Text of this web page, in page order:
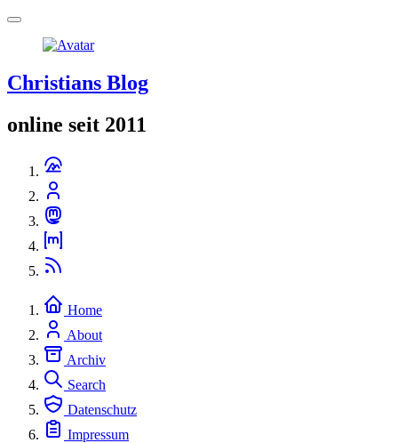
Christians Blog
online seit 2011
Home
About
Archiv
Search
Datenschutz
Impressum